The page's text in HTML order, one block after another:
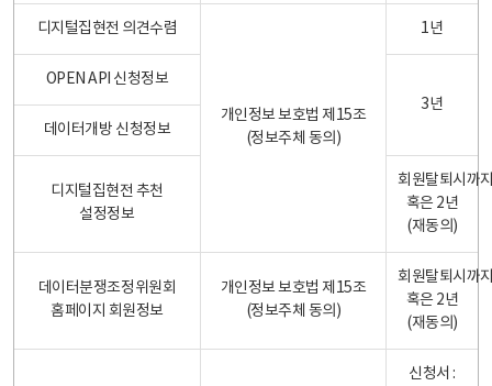
디지털집현전 의견수렴
개인정보 보호법 제15조
(정보주체 동의)
1년
OPEN API 신청정보
3년
데이터개방 신청정보
디지털집현전 추천
설정정보
회원탈퇴시까
혹은 2년
(재동의)
데이터분쟁조정위원회
홈페이지 회원정보
개인정보 보호법 제15조
(정보주체 동의)
회원탈퇴시까
혹은 2년
(재동의)
신청서 :